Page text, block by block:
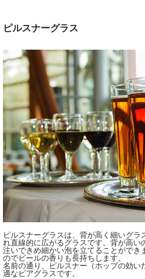
ピルスナーグラス
ピルスナーグラスは、背が高く細いグ
れ直線的に広がるグラスです。背が高い
注いできめ細かい泡を立てることができ
のでビールの香りも長持ちします。
名前の通り、ピルスナー（ホップの効い
適なビアグラスです。